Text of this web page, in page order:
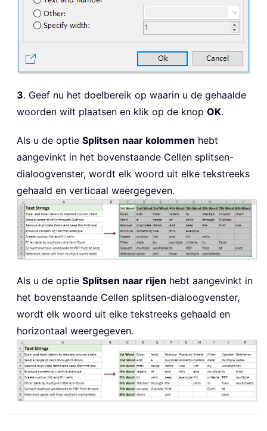
3. Geef nu het doelbereik op waarin u de gehaalde
woorden wilt plaatsen en klik op de knop OK.
Als u de optie Splitsen naar kolommen hebt
aangevinkt in het bovenstaande Cellen splitsen-
dialoogvenster, wordt elk woord uit elke tekstreeks
gehaald en verticaal weergegeven.
Als u de optie Splitsen naar rijen hebt aangevinkt in
het bovenstaande Cellen splitsen-dialoogvenster,
wordt elk woord uit elke tekstreeks gehaald en
horizontaal weergegeven.